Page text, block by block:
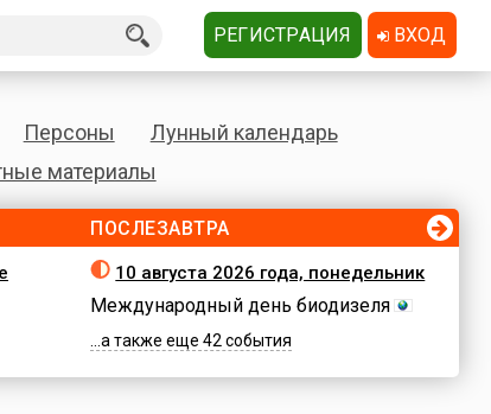
Персоны
Лунный календарь
материалы
ПОСЛЕЗАВТРА
10 августа 2026 года, понедельник
Международный день биодизеля
...а также еще 42 события
РЕГИСТРАЦИЯ ВХОД